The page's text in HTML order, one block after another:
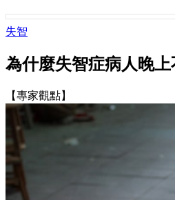
失智
為什麼失智症病人晚上
【專家觀點】